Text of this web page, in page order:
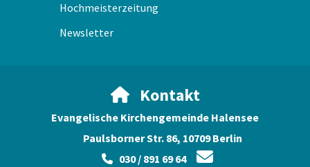
Hochmeisterzeitung
Newsletter
Kontakt
Evangelische Kirchengemeinde Halensee
Paulsborner Str. 86, 10709 Berlin
030 / 891 69 64 